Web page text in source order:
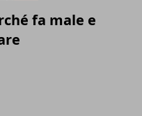
fa male e